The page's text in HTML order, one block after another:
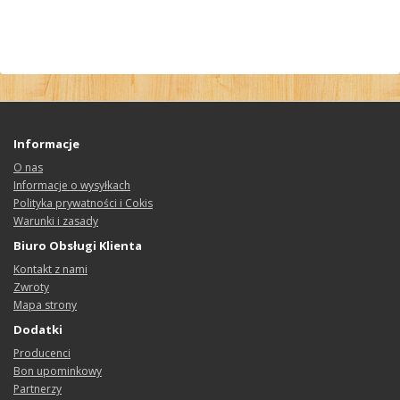
Informacje
O nas
Informacje o wysyłkach
Polityka prywatności i Cokis
Warunki i zasady
Biuro Obsługi Klienta
Kontakt z nami
Zwroty
Mapa strony
Dodatki
Producenci
Bon upominkowy
Partnerzy